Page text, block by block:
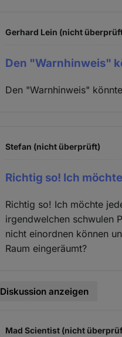
Gerhard Lein (nicht
Den "Warnhinweis"
Den "Warnhinweis"
Stefan (nicht überprüft)
Richtig so! Ich möchte
Richtig so! Ich möchte
irgendwelchen schwulen
nicht einordnen können
Raum eingeräumt?
Diskussion anzeigen
Mad Scientist (nicht